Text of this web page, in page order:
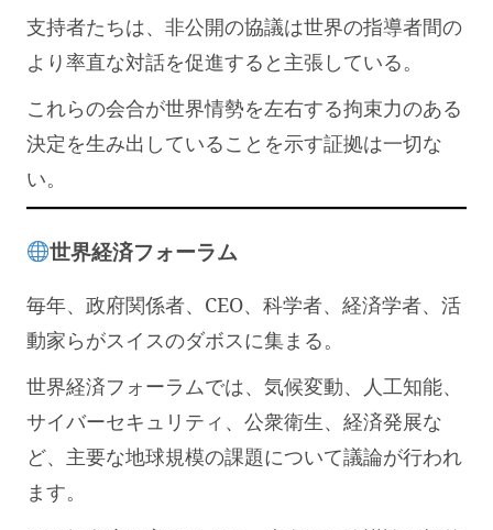
支持者たちは、非公開の協議は世界の指導者間の
より率直な対話を促進すると主張している。
これらの会合が世界情勢を左右する拘束力のある
決定を生み出していることを示す証拠は一切な
い。
世界経済フォーラム
毎年、政府関係者、CEO、科学者、経済学者、活
動家らがスイスのダボスに集まる。
世界経済フォーラムでは、気候変動、人工知能、
サイバーセキュリティ、公衆衛生、経済発展な
ど、主要な地球規模の課題について議論が行われ
ます。